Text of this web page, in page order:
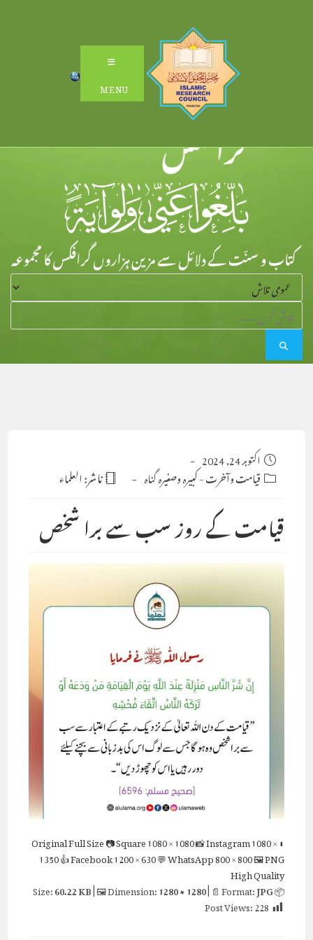
MENU
Post
published:
اکتوبر 24, 2024
Post
category:
قیامت وآخرت-کبیرہ وصغیرہ گناہ ناشر:العلماء
قیامت کے روز سب سے برا شخص
⬇ Original
Full Size📷 Square1080 × 1080📸 Instagram1080 ×
1350👍 Facebook1200 × 630💬 WhatsApp800 × 800🖼 PNG
High Quality
📦 Size:
60.22 KB| 🖼 Dimension:1280 × 1280| 📄 Format:JPG
Post Views:228